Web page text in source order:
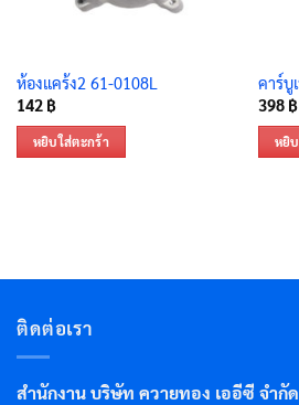
ห้องแคร้ง2 61-0108L
142 ฿
หยิบใส่ตะกร้า
คาร์บู
398 ฿
หยิ
ติดต่อเรา
สำนักงาน บริษัท ควายทอง เออีซี จำกัด